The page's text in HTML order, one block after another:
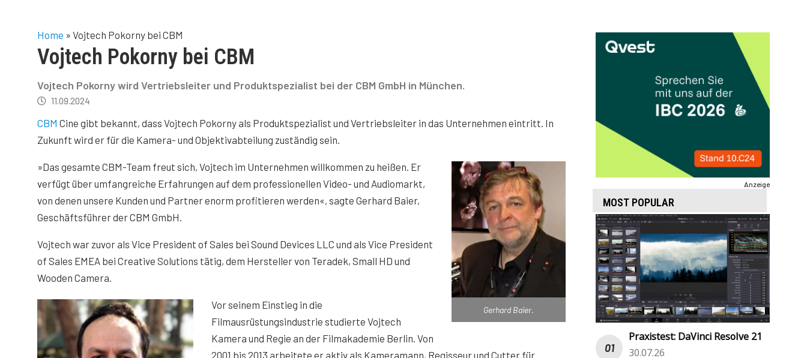
Home » Vojtech Pokorny bei CBM
Vojtech Pokorny bei CBM
Vojtech Pokorny wird Vertriebsleiter und Produktspezialist bei der CBM GmbH in München.
11.09.2024
CBM Cine gibt bekannt, dass Vojtech Pokorny als Produktspezialist und Vertriebsleiter in das Unternehmen eintritt. In
Zukunft wird er für die Kamera- und Objektivabteilung zuständig sein.
Gerhard Baier.
»Das gesamte CBM-Team freut sich, Vojtech im Unternehmen willkommen zu heißen. Er
verfügt über umfangreiche Erfahrungen auf dem professionellen Video- und Audiomarkt,
von denen unsere Kunden und Partner enorm profitieren werden«, sagte Gerhard Baier,
Geschäftsführer der CBM GmbH.
Vojtech war zuvor als Vice President of Sales bei Sound Devices LLC und als Vice President
of Sales EMEA bei Creative Solutions tätig, dem Hersteller von Teradek, Small HD und
Wooden Camera.
Vor seinem Einstieg in die
Filmausrüstungsindustrie studierte Vojtech
Kamera und Regie an der Filmakademie Berlin. Von
2001 bis 2013 arbeitete er aktiv als Kameramann, Regisseur und Cutter für
Anzeige
MOST POPULAR
Praxistest: DaVinci Resolve 21
30.07.26